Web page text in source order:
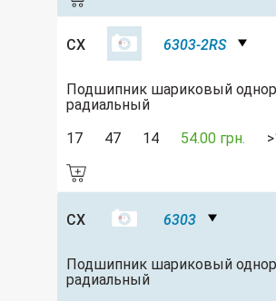
CX 6303-2RS
Подшипник шариковый
радиальный
17
47 14 54.00 грн.
CX 6303
Подшипник шариковый
радиальный